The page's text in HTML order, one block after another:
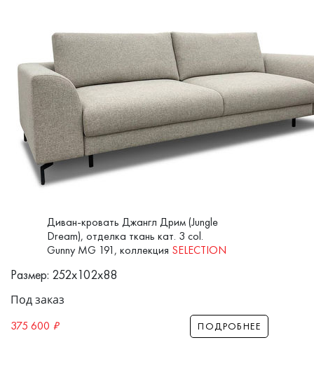
Диван-кровать Джангл Дрим (Jungle
Dream), отделка ткань кат. 3 col.
Gunny MG 191, коллекция SELECTION
Размер: 252x102x88
Под заказ
375 600 ₽ ПОДРОБНЕЕ